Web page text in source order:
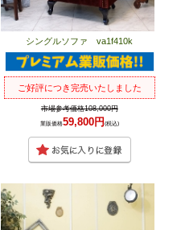
シングルソファ va1f410k
ご好評につき完売いたしました
市場参考価格108,000円
業販価格59,800円 (税込)